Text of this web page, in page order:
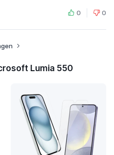
0 0
Lumia 550